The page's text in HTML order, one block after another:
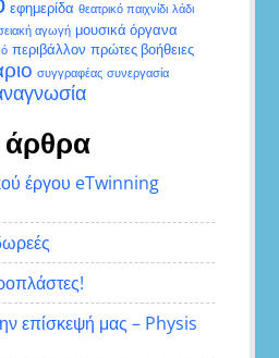
εφημερίδα θεατρικό παιχνίδι λάδι
αγωγή μουσικά όργανα
περιβάλλον πρώτες βοήθειες
συγγραφέας συνεργασία
έργου eTwinning
επίσκεψή μας – Physis